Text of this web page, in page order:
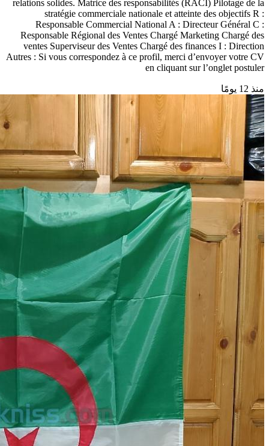
relations solides. Matrice des responsabilités (RACI) Pilotage de la
stratégie commerciale nationale et atteinte des objectifs R :
Responsable Commercial National A : Directeur Général C :
Responsable Régional des Ventes Chargé Marketing Chargé des
ventes Superviseur des Ventes Chargé des finances I : Direction
Autres : Si vous correspondez à ce profil, merci d’envoyer votre CV
en cliquant sur l’onglet postuler
منذ 12 يومًا